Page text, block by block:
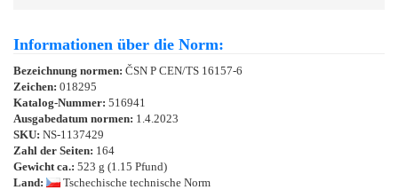
Informationen über die Norm:
Bezeichnung normen: ČSN P CEN/TS 16157-6
Zeichen: 018295
Katalog-Nummer: 516941
Ausgabedatum normen: 1.4.2023
SKU: NS-1137429
Zahl der Seiten: 164
Gewicht ca.: 523 g (1.15 Pfund)
Land:
Tschechische technische Norm